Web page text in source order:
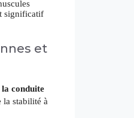
significatif
et
conduite
la stabilité à